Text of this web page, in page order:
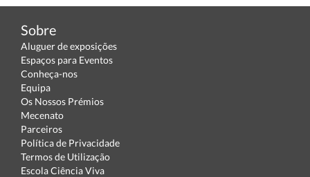
Sobre
Aluguer de exposições
Espaços para Eventos
Conheça-nos
Equipa
Os Nossos Prémios
Mecenato
Parceiros
Política de Privacidade
Termos de Utilização
Escola Ciência Viva